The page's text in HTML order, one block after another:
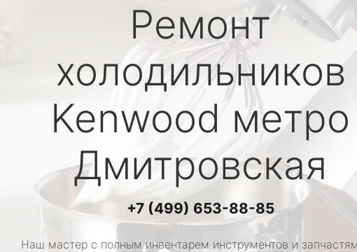
Ремонт
холодильников
Kenwood метро
Дмитровская
+7 (499) 653-88-85
Наш мастер с полным инвентарем инструментов и